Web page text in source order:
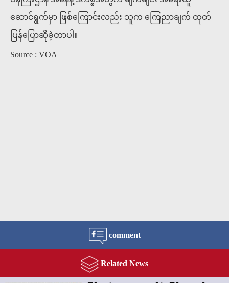
ဆောင်ရွက်မှာ ဖြစ်ကြောင်းလည်း သူက ကြေညာချက် ထုတ်
ပြန်ပြောဆိုခဲ့တာပါ။
Source : VOA
comment
Related News